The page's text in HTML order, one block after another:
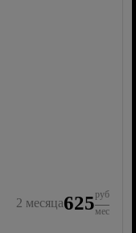
2 месяца625руб
мес